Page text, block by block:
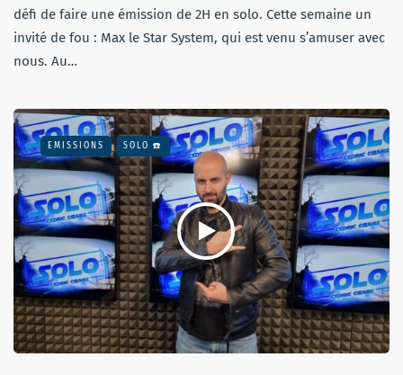
défi de faire une émission de 2H en solo. Cette semaine un
invité de fou : Max le Star System, qui est venu s’amuser avec
nous. Au…
EMISSIONS SOLO ☎️